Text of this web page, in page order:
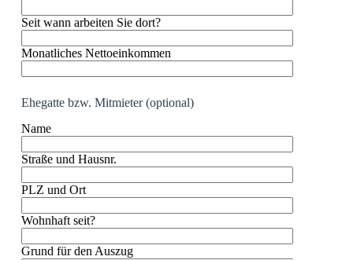
Seit wann arbeiten Sie dort?
Monatliches Nettoeinkommen
Ehegatte bzw. Mitmieter (optional)
Name
Straße und Hausnr.
PLZ und Ort
Wohnhaft seit?
Grund für den Auszug